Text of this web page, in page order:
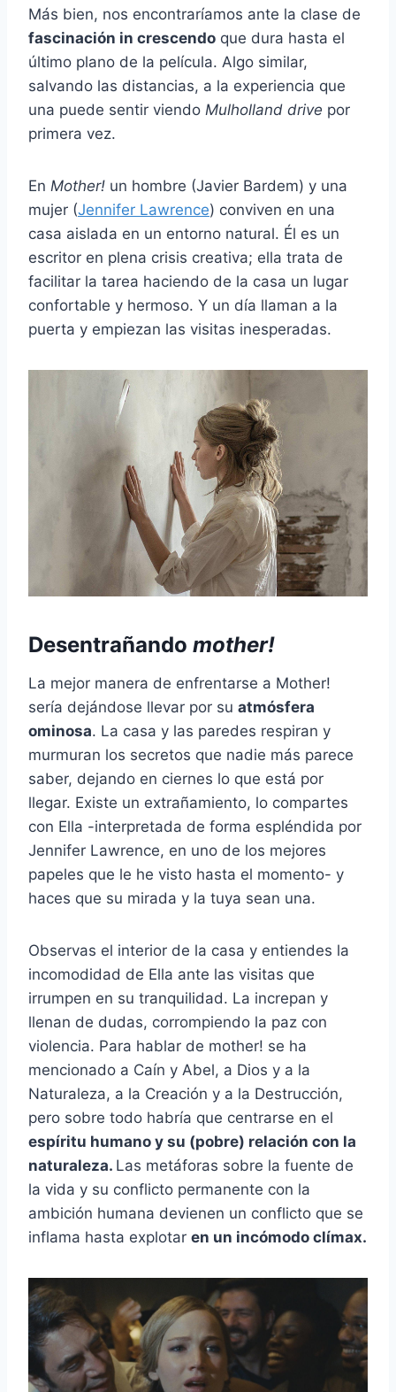
Más bien, nos encontraríamos ante la clase de
fascinación in crescendo que dura hasta el
último plano de la película. Algo similar,
salvando las distancias, a la experiencia que
una puede sentir viendo Mulholland drive por
primera vez.
En Mother! un hombre (Javier Bardem) y una
mujer (Jennifer Lawrence) conviven en una
casa aislada en un entorno natural. Él es un
escritor en plena crisis creativa; ella trata de
facilitar la tarea haciendo de la casa un lugar
confortable y hermoso. Y un día llaman a la
puerta y empiezan las visitas inesperadas.
Desentrañando mother!
La mejor manera de enfrentarse a Mother!
sería dejándose llevar por su atmósfera
ominosa. La casa y las paredes respiran y
murmuran los secretos que nadie más parece
saber, dejando en ciernes lo que está por
llegar. Existe un extrañamiento, lo compartes
con Ella -interpretada de forma espléndida por
Jennifer Lawrence, en uno de los mejores
papeles que le he visto hasta el momento- y
haces que su mirada y la tuya sean una.
Observas el interior de la casa y entiendes la
incomodidad de Ella ante las visitas que
irrumpen en su tranquilidad. La increpan y
llenan de dudas, corrompiendo la paz con
violencia. Para hablar de mother! se ha
mencionado a Caín y Abel, a Dios y a la
Naturaleza, a la Creación y a la Destrucción,
pero sobre todo habría que centrarse en el
espíritu humano y su (pobre) relación con la
naturaleza. Las metáforas sobre la fuente de
la vida y su conflicto permanente con la
ambición humana devienen un conflicto que se
inflama hasta explotar en un incómodo clímax.